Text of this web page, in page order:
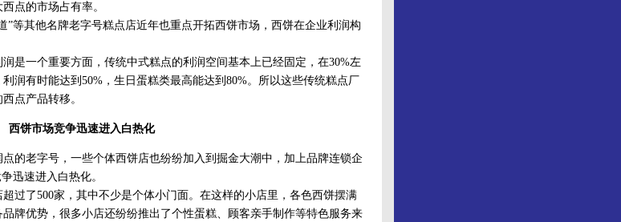
点的市场占有率。
其他名牌老字号糕点店近年也重点开拓西饼市场，西饼在企业利润构
一个重要方面，传统中式糕点的利润空间基本上已经固定，在30%左
润有时能达到50%，生日蛋糕类最高能达到80%。所以这些传统糕点厂
点产品转移。
西饼市场竞争迅速进入白热化
老字号，一些个体西饼店也纷纷加入到掘金大潮中，加上品牌连锁企
迅速进入白热化。
了500家，其中不少是个体小门面。在这样的小店里，各色西饼摆满
牌优势，很多小店还纷纷推出了个性蛋糕、顾客亲手制作等特色服务来